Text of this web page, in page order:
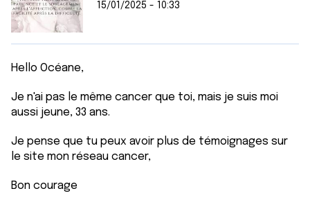
15/01/2025 - 10:33
Hello Océane,
Je n'ai pas le même cancer que toi, mais je suis moi
aussi jeune, 33 ans.
Je pense que tu peux avoir plus de témoignages sur
le site mon réseau cancer,
Bon courage